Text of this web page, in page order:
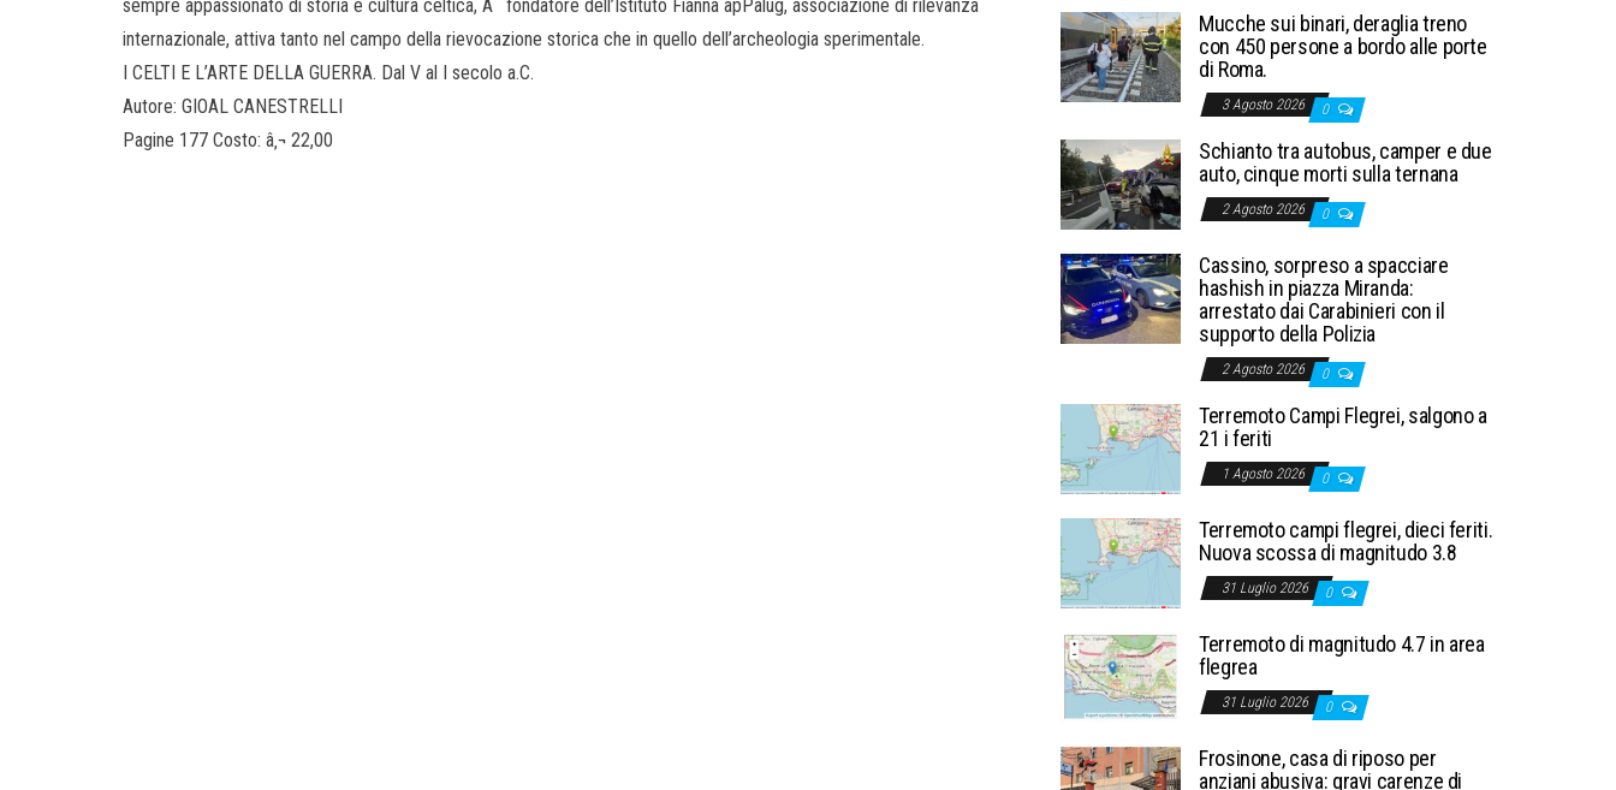
sempre appassionato di storia e cultura celtica, Ã¨ fondatore dell’Istituto Fianna apPalug, associazione di rilevanza
internazionale, attiva tanto nel campo della rievocazione storica che in quello dell’archeologia sperimentale.
I CELTI E L’ARTE DELLA GUERRA. Dal V al I secolo a.C.
Autore: GIOAL CANESTRELLI
Pagine 177 Costo: â‚¬ 22,00
Mucche sui binari, deraglia treno
con 450 persone a bordo alle porte
di Roma.
3 Agosto 2026 0
Schianto tra autobus, camper e due
auto, cinque morti sulla ternana
2 Agosto 2026 0
Cassino, sorpreso a spacciare
hashish in piazza Miranda:
arrestato dai Carabinieri con il
supporto della Polizia
2 Agosto 2026 0
Terremoto Campi Flegrei, salgono a
21 i feriti
1 Agosto 2026 0
Terremoto campi flegrei, dieci feriti.
Nuova scossa di magnitudo 3.8
31 Luglio 2026 0
Terremoto di magnitudo 4.7 in area
flegrea
31 Luglio 2026 0
Frosinone, casa di riposo per
anziani abusiva: gravi carenze di